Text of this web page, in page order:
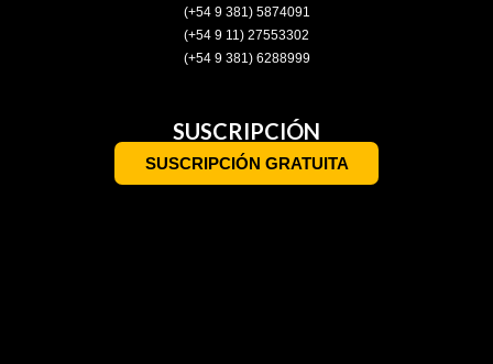
(+54 9 381) 5874091
(+54 9 11) 27553302
(+54 9 381) 6288999
SUSCRIPCIÓN
SUSCRIPCIÓN GRATUITA